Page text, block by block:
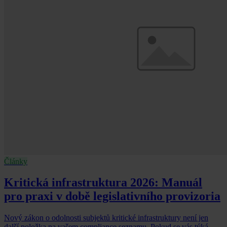
Články
Kritická infrastruktura 2026: Manuál
pro praxi v době legislativního provizoria
Nový zákon o odolnosti subjektů kritické infrastruktury není jen